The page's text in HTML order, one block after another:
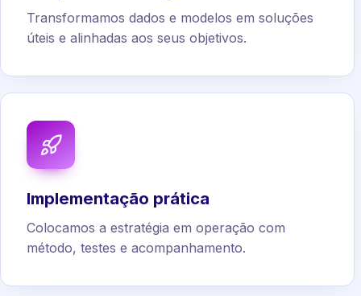
Transformamos dados e modelos em soluções
úteis e alinhadas aos seus objetivos.
Implementação prática
Colocamos a estratégia em operação com
método, testes e acompanhamento.